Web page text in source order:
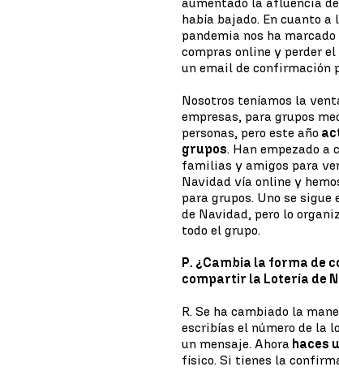
había bajado. En cuanto
pandemia nos ha
compras online y perder
un email de confirmación
Nosotros teníamos la
empresas, para grupos
personas, pero este año
grupos. Han empezado a
familias y amigos para
Navidad vía online y
para grupos. Uno se
de Navidad, pero lo
todo el grupo.
P. ¿Cambia la forma de
compartir la Lotería de
R. Se ha cambiado la
escribías el número de la
un mensaje. Ahora haces
físico. Si tienes la